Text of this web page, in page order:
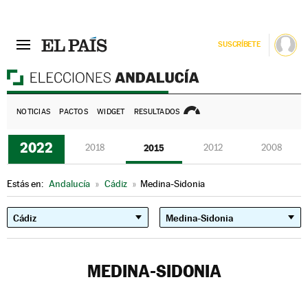
SUSCRÍBETE
NOTICIAS PACTOS WIDGET RESULTADOS
2022 2018 2015 2012 2008
Estás en: Andalucía » Cádiz » Medina-Sidonia
MEDINA-SIDONIA